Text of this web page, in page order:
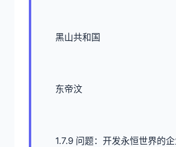
黑山共和国
东帝汶
1.7.9 问题：开发永恒世界的